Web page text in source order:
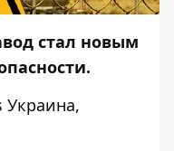
стал новым
Украина,